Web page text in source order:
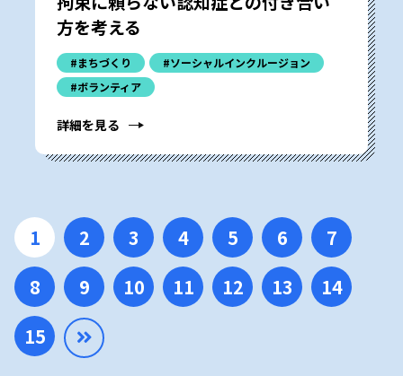
方を考える
#まちづくり
#ソーシャルインクルージョン
#ボランティア
詳細を見る
1 2 3 4 5 6
7
8
9 10 11 12 13
14
15